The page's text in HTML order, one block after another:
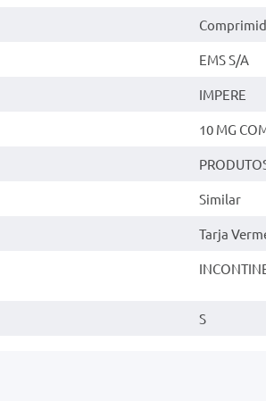
EMS S/A
IMPERE
10 MG
Similar
Tarja
S